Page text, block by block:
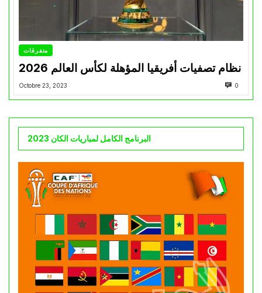
متفرقات
نظام تصفيات أفريقيا المؤهلة لكأس العالم 2026
Octobre 23, 2023 0
البرنامج الكامل لمباريات الكان 2023